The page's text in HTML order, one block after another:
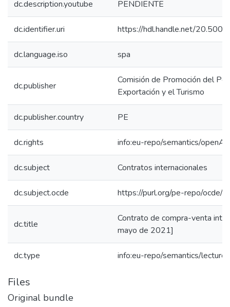
dc.description.youtube PENDIENTE
dc.identifier.uri https://hdl.handle.net/
dc.language.iso spa
dc.publisher
Comisión de Promoción del
Exportación y el Turismo
dc.publisher.country PE
dc.rights info:eu-repo/semantics/
dc.subject Contratos internacionales
dc.subject.ocde https://purl.org/pe-repo/ocde/
dc.title
Contrato de compra-venta
mayo de 2021]
dc.type info:eu-repo/semantics/lecture
Files
Original bundle